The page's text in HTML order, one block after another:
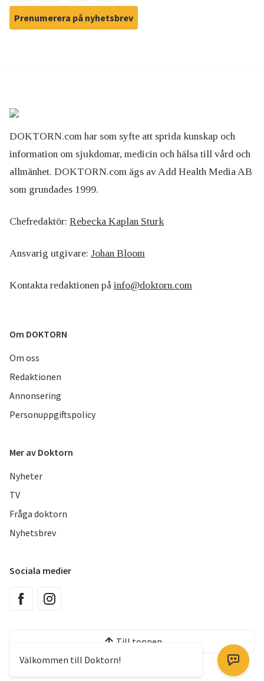
Prenumerera på nyhetsbrev
Välkommen till Doktorn!
DOKTORN.com har som syfte att sprida kunskap och
information om sjukdomar, medicin och hälsa till vård och
allmänhet. DOKTORN.com ägs av Add Health Media AB
som grundades 1999.
Chefredaktör: Rebecka Kaplan Sturk
Ansvarig utgivare: Johan Bloom
Kontakta redaktionen på info@doktorn.com
Om DOKTORN
Om oss
Redaktionen
Annonsering
Personuppgiftspolicy
Mer av Doktorn
Nyheter
TV
Fråga doktorn
Nyhetsbrev
Sociala medier
Till toppen